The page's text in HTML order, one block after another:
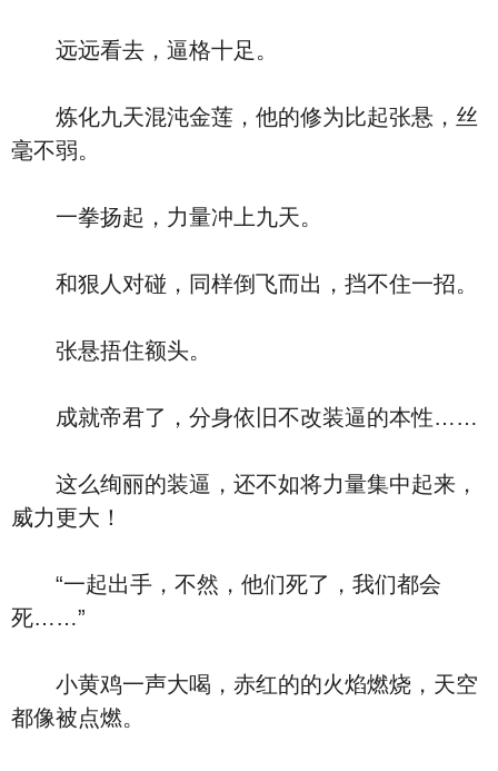
远远看去，逼格十足。
炼化九天混沌金莲，他的修为比起张悬，丝
毫不弱。
一拳扬起，力量冲上九天。
和狠人对碰，同样倒飞而出，挡不住一招。
张悬捂住额头。
成就帝君了，分身依旧不改装逼的本性……
这么绚丽的装逼，还不如将力量集中起来，
威力更大！
“一起出手，不然，他们死了，我们都会
死……”
小黄鸡一声大喝，赤红的的火焰燃烧，天空
都像被点燃。